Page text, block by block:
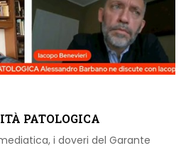
PATOLOGICA
i doveri del Garante